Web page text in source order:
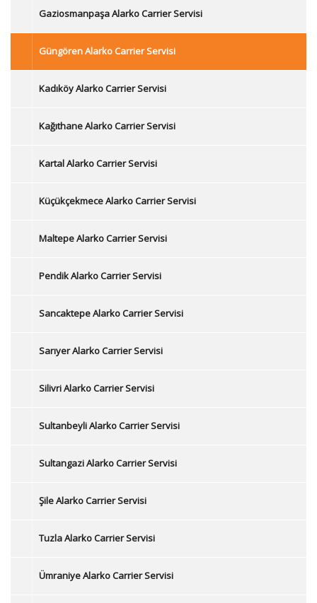
Gaziosmanpaşa Alarko Carrier Servisi
Güngören Alarko Carrier Servisi
Kadıköy Alarko Carrier Servisi
Kağıthane Alarko Carrier Servisi
Kartal Alarko Carrier Servisi
Küçükçekmece Alarko Carrier Servisi
Maltepe Alarko Carrier Servisi
Pendik Alarko Carrier Servisi
Sancaktepe Alarko Carrier Servisi
Sarıyer Alarko Carrier Servisi
Silivri Alarko Carrier Servisi
Sultanbeyli Alarko Carrier Servisi
Sultangazi Alarko Carrier Servisi
Şile Alarko Carrier Servisi
Tuzla Alarko Carrier Servisi
Ümraniye Alarko Carrier Servisi